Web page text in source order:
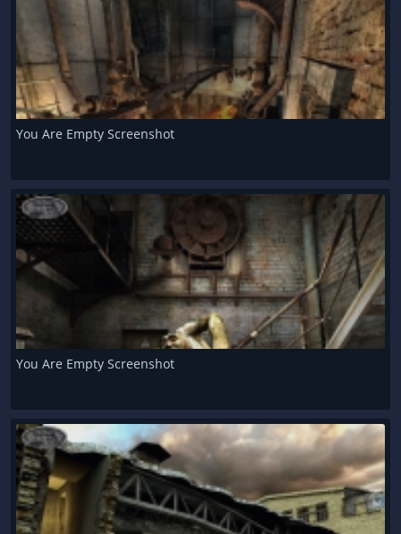
You Are Empty Screenshot
You Are Empty Screenshot